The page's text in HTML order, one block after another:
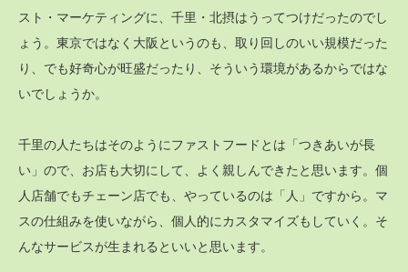
スト・マーケティングに、千里・北摂はうってつけだったのでし
ょう。東京ではなく大阪というのも、取り回しのいい規模だった
り、でも好奇心が旺盛だったり、そういう環境があるからではな
いでしょうか。
千里の人たちはそのようにファストフードとは「つきあいが長
い」ので、お店も大切にして、よく親しんできたと思います。個
人店舗でもチェーン店でも、やっているのは「人」ですから。マ
スの仕組みを使いながら、個人的にカスタマイズもしていく。そ
んなサービスが生まれるといいと思います。